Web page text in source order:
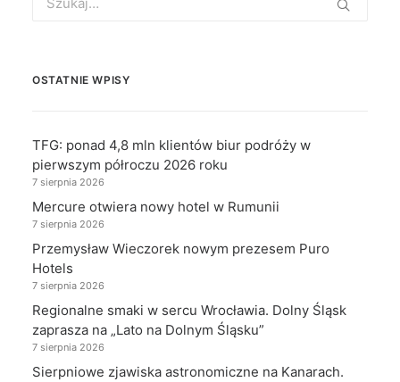
for:
OSTATNIE WPISY
TFG: ponad 4,8 mln klientów biur podróży w
pierwszym półroczu 2026 roku
7 sierpnia 2026
Mercure otwiera nowy hotel w Rumunii
7 sierpnia 2026
Przemysław Wieczorek nowym prezesem Puro
Hotels
7 sierpnia 2026
Regionalne smaki w sercu Wrocławia. Dolny Śląsk
zaprasza na „Lato na Dolnym Śląsku”
7 sierpnia 2026
Sierpniowe zjawiska astronomiczne na Kanarach.